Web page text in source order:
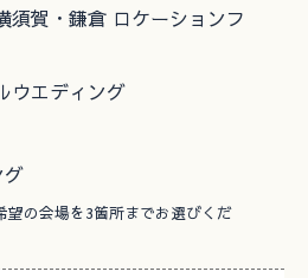
須賀・鎌倉 ロケーションフ
ウエディング
グ
の会場を3箇所までお選びくだ